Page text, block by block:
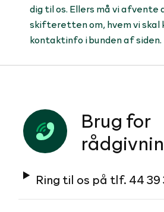
dig til os. Ellers må vi
skifteretten om, hvem vi skal
kontaktinfo i bunden af siden.
Brug for
Ring til os på tlf. 44 39